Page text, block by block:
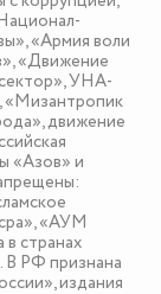
«Армия воли
«Движение
УНА-
движение
«Азов» и
«АУМ
странах
В РФ признана
издания